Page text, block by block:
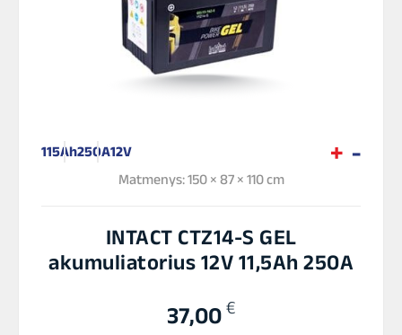
115Ah250A12V
Matmenys: 150 × 87 × 110 cm
INTACT CTZ14-S GEL
akumuliatorius 12V 11,5Ah 250A
37,00 €